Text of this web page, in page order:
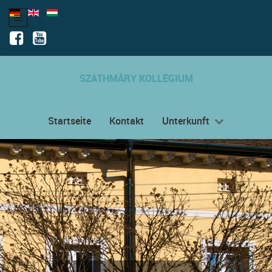
SZATHMÁRY KOLLÉGIUM
Startseite Kontakt Unterkunft